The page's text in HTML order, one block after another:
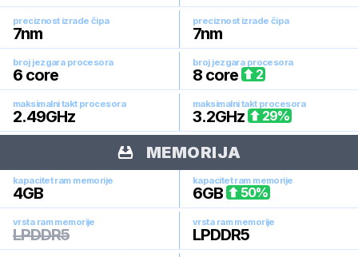
preciznost izrade čipa
7nm
preciznost izrade čipa
7nm
broj jezgara procesora
6 core
broj jezgara procesora
8 core 2
maksimalni takt procesora
2.49GHz
maksimalni takt procesora
3.2GHz 29%
MEMORIJA
kapacitet ram memorije
4GB
kapacitet ram memorije
6GB 50%
vrsta ram memorije
LPDDR5
vrsta ram memorije
LPDDR5